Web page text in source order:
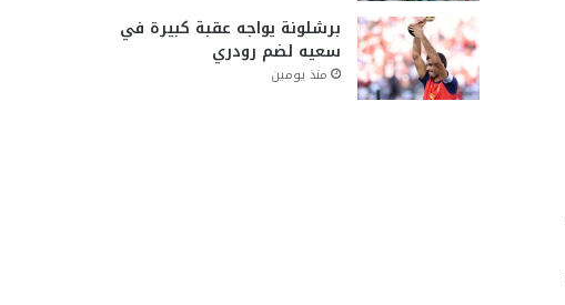
برشلونة يواجه عقبة كبيرة في
سعيه لضم رودري
منذ يومين